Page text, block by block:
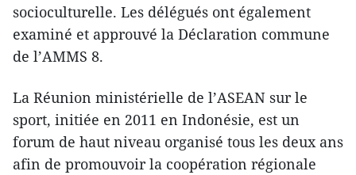
socioculturelle. Les délégués ont également
examiné et approuvé la Déclaration commune
de l’AMMS 8.
La Réunion ministérielle de l’ASEAN sur le
sport, initiée en 2011 en Indonésie, est un
forum de haut niveau organisé tous les deux ans
afin de promouvoir la coopération régionale